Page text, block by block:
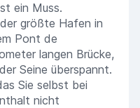
ein Muss.
größte Hafen in
Pont de
langen Brücke,
Seine überspannt.
Sie selbst bei
nicht